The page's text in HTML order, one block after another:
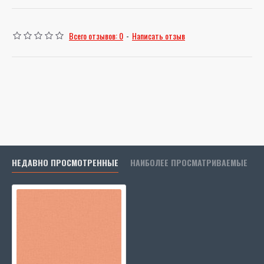
Всего отзывов: 0 - Написать отзыв
НЕДАВНО ПРОСМОТРЕННЫЕ НАИБОЛЕЕ ПРОСМАТРИВАЕМЫЕ